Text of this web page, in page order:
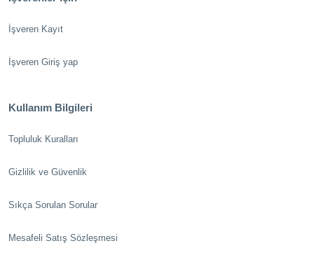
İşveren Kayıt
İşveren Giriş yap
Kullanım Bilgileri
Topluluk Kuralları
Gizlilik ve Güvenlik
Sıkça Sorulan Sorular
Mesafeli Satış Sözleşmesi